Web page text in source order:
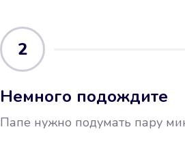
2
Немного подождите
Папе нужно подумать пару